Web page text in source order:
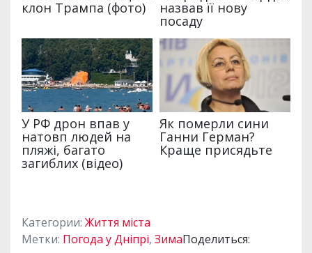
Категории: Життя міста
Метки: Погода у Дніпрі, ЗимаПоделиться: